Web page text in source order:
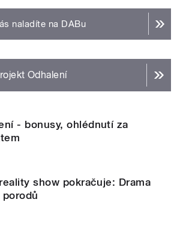
naladíte na DABu
Odhalení
- bonusy, ohlédnutí za
show pokračuje: Drama
porodů